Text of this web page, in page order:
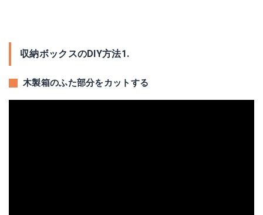
収納ボックスのDIY方法1.
木製箱のふた部分をカットする